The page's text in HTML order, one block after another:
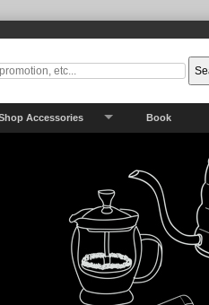
Accessories Book